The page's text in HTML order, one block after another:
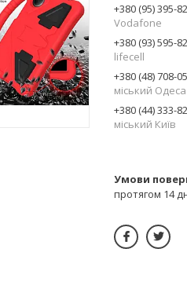
+380 (95) 395-
Vodafone
+380 (93) 595-
lifecell
+380 (48) 708-
міський Одеса
+380 (44) 333-
міський Київ
протягом 14